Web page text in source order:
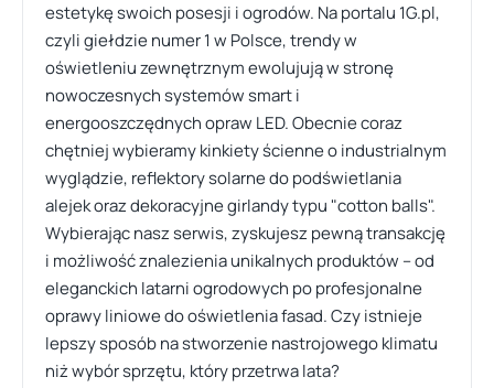
estetykę swoich posesji i ogrodów. Na portalu 1G.pl,
czyli giełdzie numer 1 w Polsce, trendy w
oświetleniu zewnętrznym ewolujują w stronę
nowoczesnych systemów smart i
energooszczędnych opraw LED. Obecnie coraz
chętniej wybieramy kinkiety ścienne o industrialnym
wyglądzie, reflektory solarne do podświetlania
alejek oraz dekoracyjne girlandy typu "cotton balls".
Wybierając nasz serwis, zyskujesz pewną transakcję
i możliwość znalezienia unikalnych produktów – od
eleganckich latarni ogrodowych po profesjonalne
oprawy liniowe do oświetlenia fasad. Czy istnieje
lepszy sposób na stworzenie nastrojowego klimatu
niż wybór sprzętu, który przetrwa lata?